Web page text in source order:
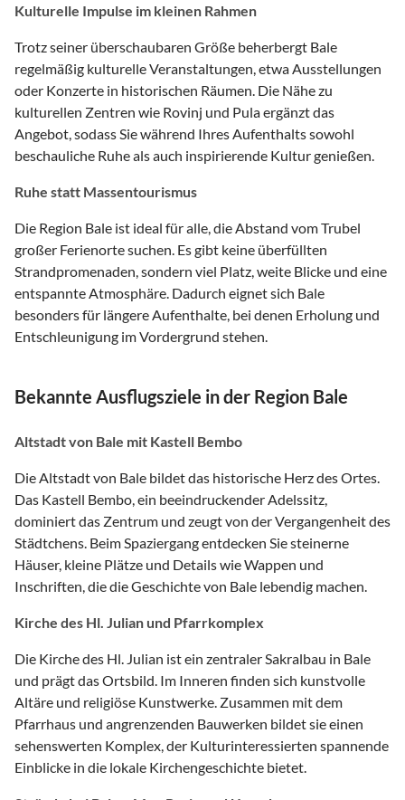
Kulturelle Impulse im kleinen Rahmen
Trotz seiner überschaubaren Größe beherbergt Bale
regelmäßig kulturelle Veranstaltungen, etwa Ausstellungen
oder Konzerte in historischen Räumen. Die Nähe zu
kulturellen Zentren wie Rovinj und Pula ergänzt das
Angebot, sodass Sie während Ihres Aufenthalts sowohl
beschauliche Ruhe als auch inspirierende Kultur genießen.
Ruhe statt Massentourismus
Die Region Bale ist ideal für alle, die Abstand vom Trubel
großer Ferienorte suchen. Es gibt keine überfüllten
Strandpromenaden, sondern viel Platz, weite Blicke und eine
entspannte Atmosphäre. Dadurch eignet sich Bale
besonders für längere Aufenthalte, bei denen Erholung und
Entschleunigung im Vordergrund stehen.
Bekannte Ausflugsziele in der Region Bale
Altstadt von Bale mit Kastell Bembo
Die Altstadt von Bale bildet das historische Herz des Ortes.
Das Kastell Bembo, ein beeindruckender Adelssitz,
dominiert das Zentrum und zeugt von der Vergangenheit des
Städtchens. Beim Spaziergang entdecken Sie steinerne
Häuser, kleine Plätze und Details wie Wappen und
Inschriften, die die Geschichte von Bale lebendig machen.
Kirche des Hl. Julian und Pfarrkomplex
Die Kirche des Hl. Julian ist ein zentraler Sakralbau in Bale
und prägt das Ortsbild. Im Inneren finden sich kunstvolle
Altäre und religiöse Kunstwerke. Zusammen mit dem
Pfarrhaus und angrenzenden Bauwerken bildet sie einen
sehenswerten Komplex, der Kulturinteressierten spannende
Einblicke in die lokale Kirchengeschichte bietet.